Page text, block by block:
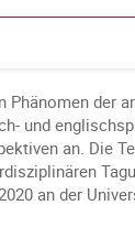
Phänomen der
und
an. Die
an der